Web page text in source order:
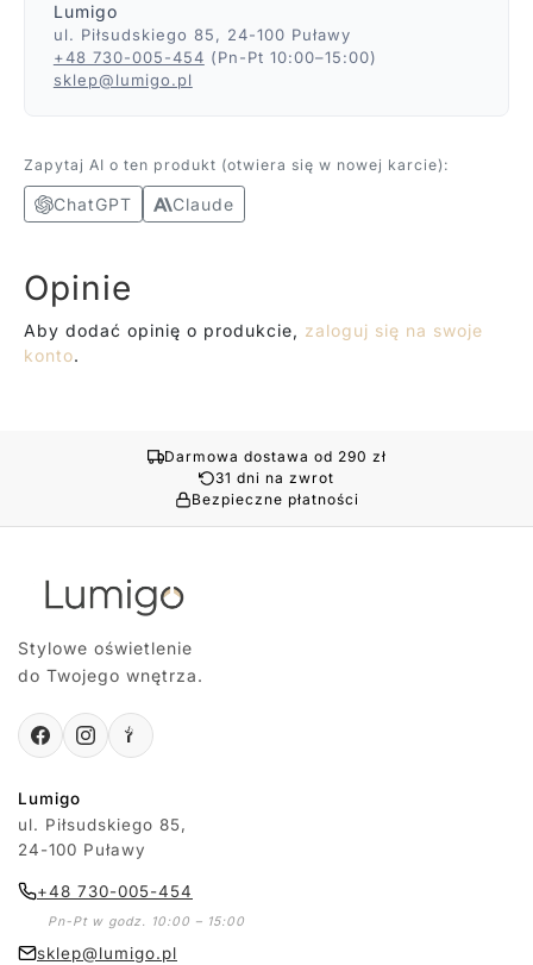
Lumigo
ul. Piłsudskiego 85, 24-100 Puławy
+48 730-005-454 (Pn-Pt 10:00–15:00)
sklep@lumigo.pl
Zapytaj AI o ten produkt (otwiera się w nowej karcie):
ChatGPT Claude
Opinie
Aby dodać opinię o produkcie, zaloguj się na swoje
konto.
Darmowa dostawa od 290 zł
31 dni na zwrot
Bezpieczne płatności
Stylowe oświetlenie
do Twojego wnętrza.
Lumigo
ul. Piłsudskiego 85,
24-100 Puławy
+48 730-005-454
Pn-Pt w godz. 10:00 – 15:00
sklep@lumigo.pl